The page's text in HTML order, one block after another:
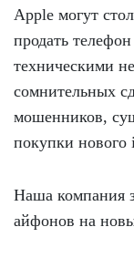
Аpple могут
продать
техническими
сомнительных
мошенников,
покупки нового
Наша компания
айфонов на